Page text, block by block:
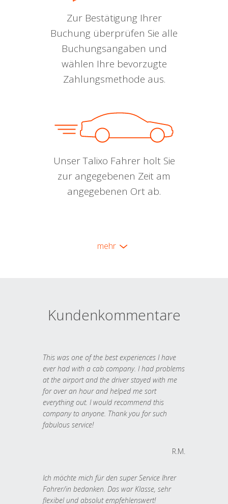
Zur Bestätigung Ihrer
Buchung überprüfen Sie alle
Buchungsangaben und
wählen Ihre bevorzugte
Zahlungsmethode aus.
Unser Talixo Fahrer holt Sie
zur angegebenen Zeit am
angegebenen Ort ab.
mehr
Kundenkommentare
This was one of the best experiences I have
ever had with a cab company. I had problems
at the airport and the driver stayed with me
for over an hour and helped me sort
everything out. I would recommend this
company to anyone. Thank you for such
fabulous service!
R.M.
Ich möchte mich für den super Service Ihrer
Fahrer/in bedanken. Das war Klasse, sehr
flexibel und absolut empfehlenswert!